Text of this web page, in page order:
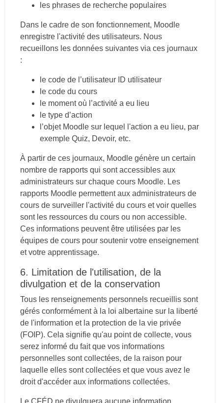
les phrases de recherche populaires
Dans le cadre de son fonctionnement, Moodle
enregistre l'activité des utilisateurs. Nous
recueillons les données suivantes via ces journaux
:
le code de l’utilisateur ID utilisateur
le code du cours
le moment où l’activité a eu lieu
le type d’action
l’objet Moodle sur lequel l'action a eu lieu, par
exemple Quiz, Devoir, etc.
À partir de ces journaux, Moodle génère un certain
nombre de rapports qui sont accessibles aux
administrateurs sur chaque cours Moodle. Les
rapports Moodle permettent aux administrateurs de
cours de surveiller l'activité du cours et voir quelles
sont les ressources du cours ou non accessible.
Ces informations peuvent être utilisées par les
équipes de cours pour soutenir votre enseignement
et votre apprentissage.
6. Limitation de l'utilisation, de la
divulgation et de la conservation
Tous les renseignements personnels recueillis sont
gérés conformément à la loi albertaine sur la liberté
de l'information et la protection de la vie privée
(FOIP). Cela signifie qu'au point de collecte, vous
serez informé du fait que vos informations
personnelles sont collectées, de la raison pour
laquelle elles sont collectées et que vous avez le
droit d'accéder aux informations collectées.
Le CFÉD ne divulguera aucune information